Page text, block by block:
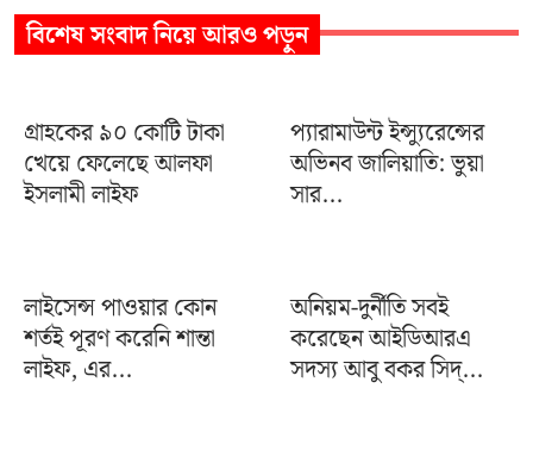
বিশেষ সংবাদনিয়ে আরও পড়ুন
গ্রাহকের ৯০ কোটি টাকা
খেয়ে ফেলেছে আলফা
ইসলামী লাইফ
প্যারামাউন্ট ইন্স্যুরেন্সের
অভিনব জালিয়াতি: ভুয়া
সার...
লাইসেন্স পাওয়ার কোন
শর্তই পূরণ করেনি শান্তা
লাইফ, এর...
অনিয়ম-দুর্নীতি সবই
করেছেন আইডিআরএ
সদস্য আবু বকর সিদ্...